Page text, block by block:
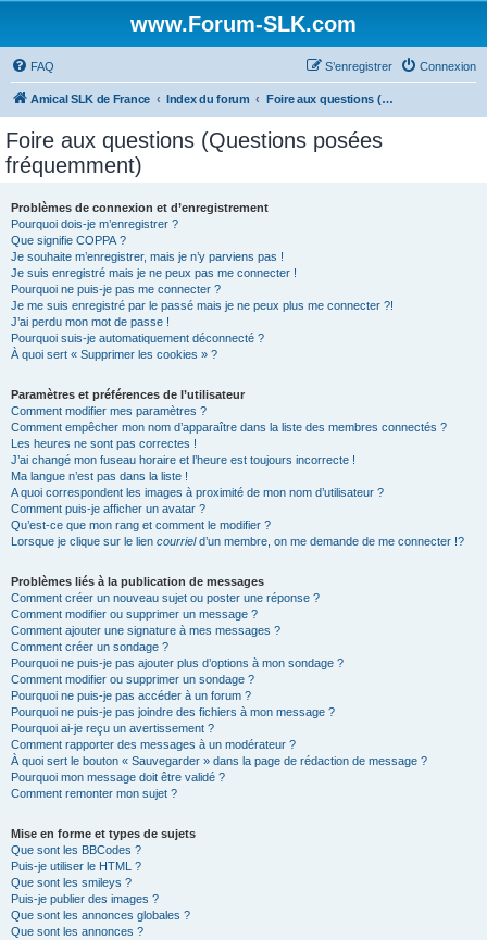
www.Forum-SLK.com
FAQ Connexion
S’enregistrer
Amical SLK de France Index du forum Foire aux questions (Questions posées fréquemment)
Foire aux questions (Questions posées
fréquemment)
Problèmes de connexion et d’enregistrement
Pourquoi dois-je m’enregistrer ?
Que signifie COPPA ?
Je souhaite m’enregistrer, mais je n’y parviens pas !
Je suis enregistré mais je ne peux pas me connecter !
Pourquoi ne puis-je pas me connecter ?
Je me suis enregistré par le passé mais je ne peux plus me connecter ?!
J’ai perdu mon mot de passe !
Pourquoi suis-je automatiquement déconnecté ?
À quoi sert « Supprimer les cookies » ?
Paramètres et préférences de l’utilisateur
Comment modifier mes paramètres ?
Comment empêcher mon nom d’apparaître dans la liste des membres connectés ?
Les heures ne sont pas correctes !
J’ai changé mon fuseau horaire et l’heure est toujours incorrecte !
Ma langue n’est pas dans la liste !
A quoi correspondent les images à proximité de mon nom d’utilisateur ?
Comment puis-je afficher un avatar ?
Qu’est-ce que mon rang et comment le modifier ?
Lorsque je clique sur le lien courrield’un membre, on me demande de me connecter !?
Problèmes liés à la publication de messages
Comment créer un nouveau sujet ou poster une réponse ?
Comment modifier ou supprimer un message ?
Comment ajouter une signature à mes messages ?
Comment créer un sondage ?
Pourquoi ne puis-je pas ajouter plus d’options à mon sondage ?
Comment modifier ou supprimer un sondage ?
Pourquoi ne puis-je pas accéder à un forum ?
Pourquoi ne puis-je pas joindre des fichiers à mon message ?
Pourquoi ai-je reçu un avertissement ?
Comment rapporter des messages à un modérateur ?
À quoi sert le bouton « Sauvegarder » dans la page de rédaction de message ?
Pourquoi mon message doit être validé ?
Comment remonter mon sujet ?
Mise en forme et types de sujets
Que sont les BBCodes ?
Puis-je utiliser le HTML ?
Que sont les smileys ?
Puis-je publier des images ?
Que sont les annonces globales ?
Que sont les annonces ?